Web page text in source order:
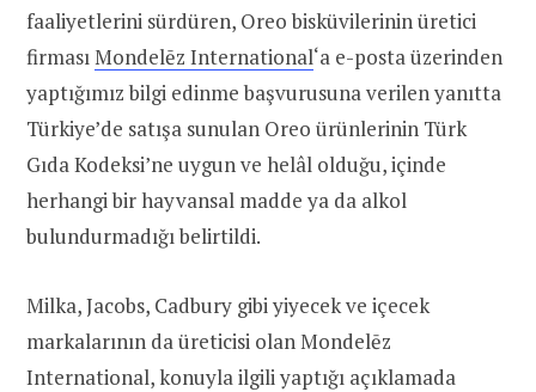
faaliyetlerini sürdüren, Oreo bisküvilerinin üretici
firmasıMondelēz International‘a e-posta üzerinden
yaptığımız bilgi edinme başvurusuna verilen yanıtta
Türkiye’de satışa sunulan Oreo ürünlerinin Türk
Gıda Kodeksi’ne uygun ve helâl olduğu, içinde
herhangi bir hayvansal madde ya da alkol
bulundurmadığı belirtildi.
Milka, Jacobs, Cadbury gibi yiyecek ve içecek
markalarının da üreticisi olan Mondelēz
International, konuyla ilgili yaptığı açıklamada